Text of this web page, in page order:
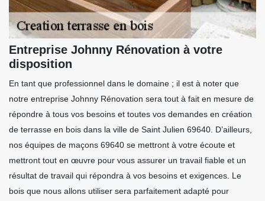
Entreprise Johnny Rénovation à votre
disposition
En tant que professionnel dans le domaine ; il est à noter que
notre entreprise Johnny Rénovation sera tout à fait en mesure de
répondre à tous vos besoins et toutes vos demandes en création
de terrasse en bois dans la ville de Saint Julien 69640. D’ailleurs,
nos équipes de maçons 69640 se mettront à votre écoute et
mettront tout en œuvre pour vous assurer un travail fiable et un
résultat de travail qui répondra à vos besoins et exigences. Le
bois que nous allons utiliser sera parfaitement adapté pour